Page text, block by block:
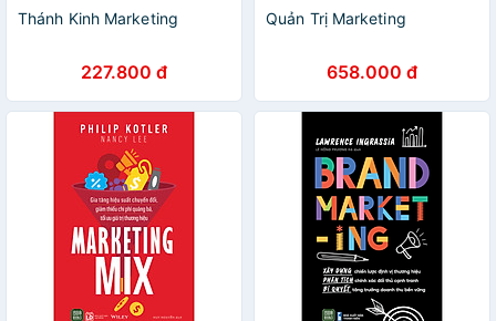
Thánh Kinh Marketing
227.800 đ
Quản Trị Marketing
658.000 đ